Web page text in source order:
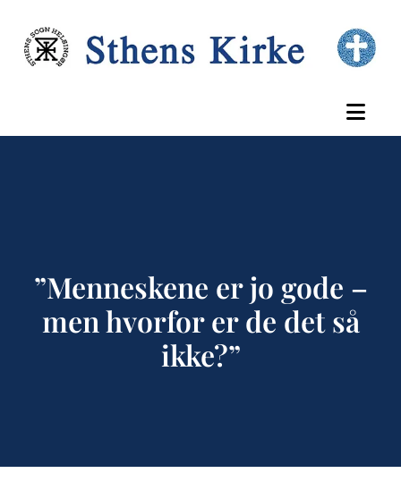
”Menneskene er jo gode –
men hvorfor er de det så
ikke?”